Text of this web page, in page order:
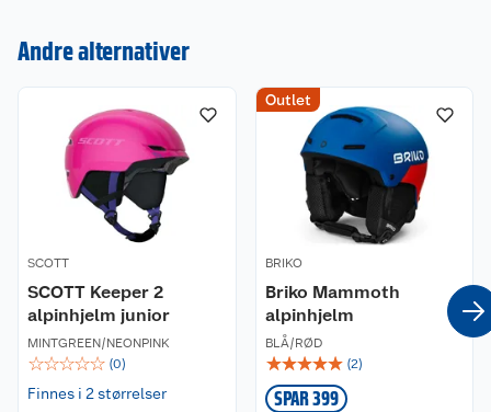
Andre alternativer
SCOTT
SCOTT Keeper 2
alpinhjelm junior
MINTGREEN/NEONPINK
☆☆☆☆☆ (0)
Finnes i 2 størrelser
Outlet
BRIKO
Briko Mammoth
alpinhjelm
BLÅ/RØD
☆☆☆☆☆ (2)
SPAR 399
Våre butikker
Våre merkevarer
Coop kjeder
Ledige stillinger
Kundeservice
Kontakt oss
Angre- og returrett
Reklamasjon og garanti
Ofte stilte spørsmål
Betalingsalternativer
Leveringsalternativer
Åpent kjøp